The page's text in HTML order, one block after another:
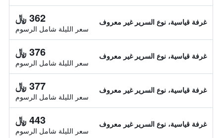
غرفة قياسية، نوع السرير غير معروف 362 ﷼
سعر الليلة شامل الرسوم
غرفة قياسية، نوع السرير غير معروف 376 ﷼
سعر الليلة شامل الرسوم
غرفة قياسية، نوع السرير غير معروف 377 ﷼
سعر الليلة شامل الرسوم
غرفة قياسية، نوع السرير غير معروف 443 ﷼
سعر الليلة شامل الرسوم